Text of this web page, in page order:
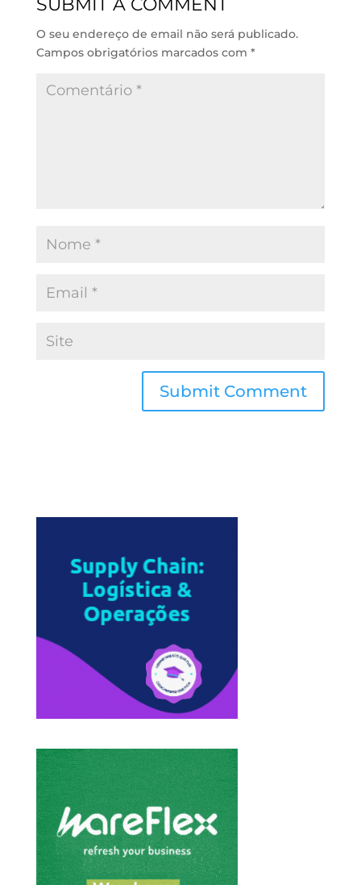
I
p
o
SUBMIT A COMMENT
O seu endereço de email não será publicado.
Campos obrigatórios marcados com *